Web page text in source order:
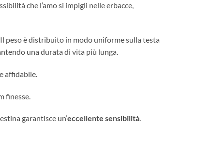
che l’amo si impigli nelle erbacce,
peso è distribuito in modo uniforme sulla testa
una durata di vita più lunga.
affidabile.
finesse.
garantisce un’eccellente sensibilità.